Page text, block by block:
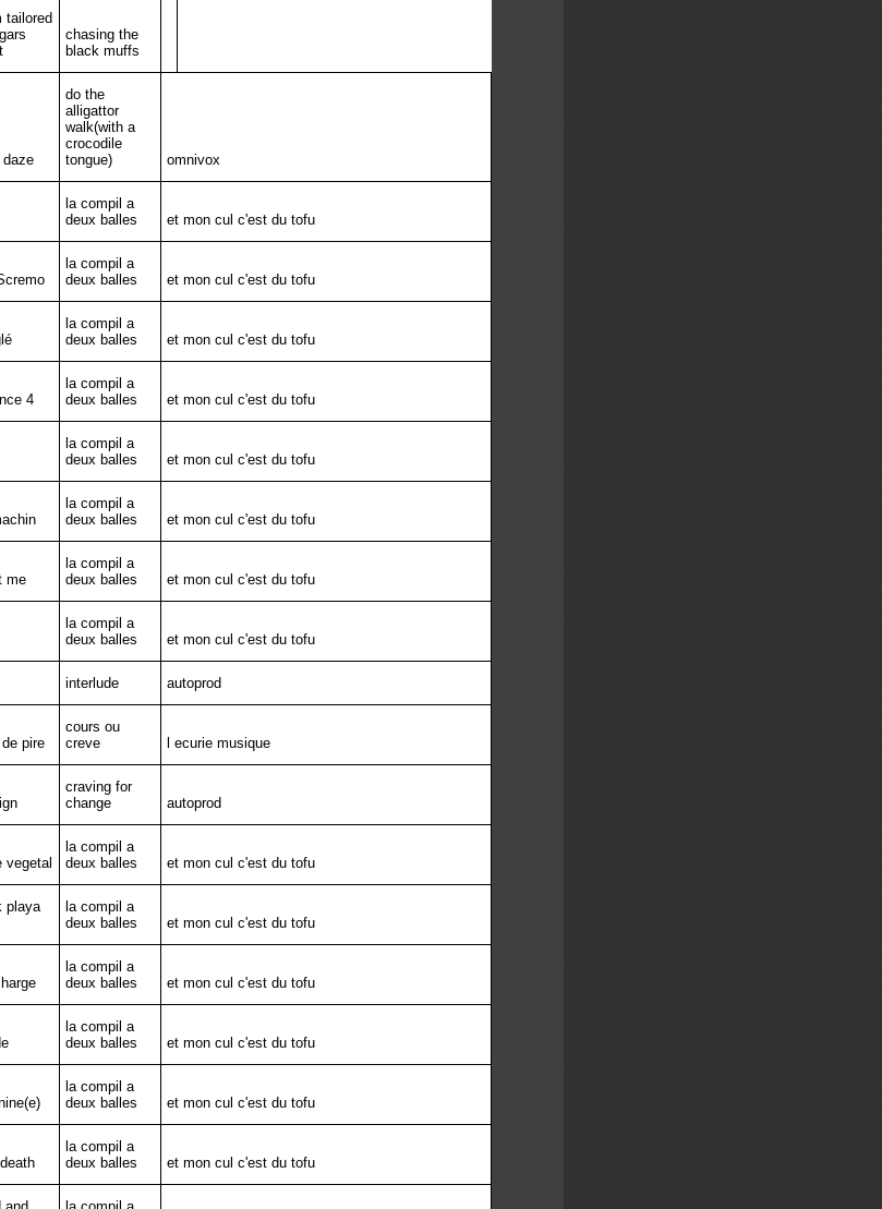
tailored
chasing the
black muffs
do the
alligattor
walk(with a
crocodile
tongue)
omnivox
la compil a
deux balles
et mon cul c'est du tofu
la compil a
deux balles
et mon cul c'est du tofu
la compil a
deux balles
et mon cul c'est du tofu
4
la compil a
deux balles
et mon cul c'est du tofu
la compil a
deux balles
et mon cul c'est du tofu
la compil a
deux balles
et mon cul c'est du tofu
me
la compil a
deux balles
et mon cul c'est du tofu
la compil a
deux balles
et mon cul c'est du tofu
interlude autoprod
pire
cours ou
creve
l ecurie musique
craving for
change
autoprod
vegetal
la compil a
deux balles
et mon cul c'est du tofu
playa
la compil a
deux balles
et mon cul c'est du tofu
la compil a
deux balles
et mon cul c'est du tofu
la compil a
deux balles
et mon cul c'est du tofu
la compil a
deux balles
et mon cul c'est du tofu
la compil a
deux balles
et mon cul c'est du tofu